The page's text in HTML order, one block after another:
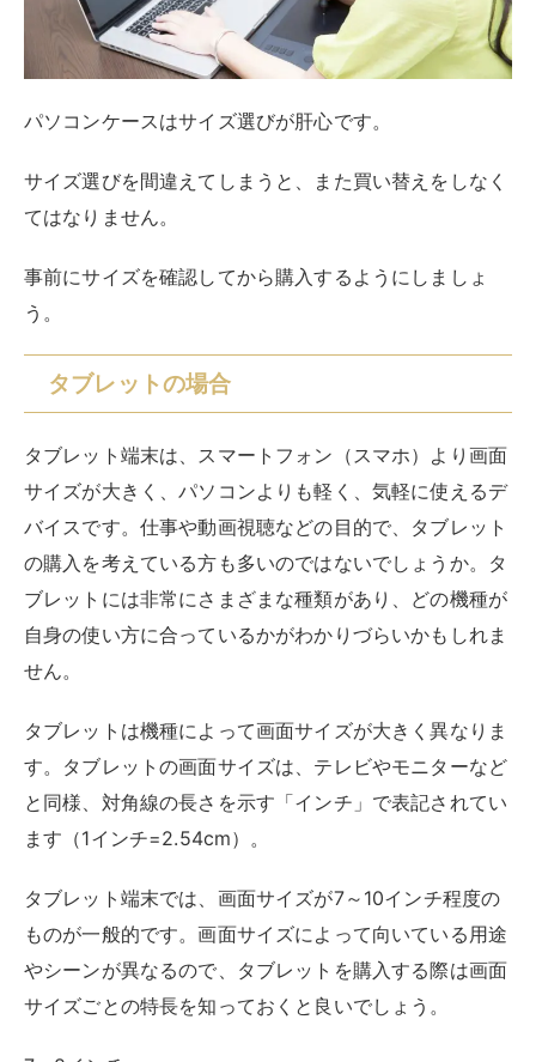
タブレットの場合
タブレット端末は、スマートフォン（スマホ）より画面
バイスです。仕事や動画視聴などの目的で、タブレット
の購入を考えている方も多いのではないでしょうか。タ
自身の使い方に合っているかがわかりづらいかもしれま
せん。
タブレットは機種によって画面サイズが大きく異なりま
す。タブレットの画面サイズは、テレビやモニターなど
と同様、対角線の長さを示す「インチ」で表記されてい
ます（1インチ=2.54cm）。
タブレット端末では、画面サイズが7～10インチ程度の
ものが一般的です。画面サイズによって向いている用途
やシーンが異なるので、タブレットを購入する際は画面
7～8インチ
スマートフォンより少し大きく、新書本と同じくらいの
サイズです。タブレット端末としては小さめで、他のサ
イズの機種よりも軽量で持ち運びのしやすさに優れてい
ます。また、価格も比較的安価なものが多いです。
片手で持っていても疲れにくいサイズ感なので、常にタ
ブレットを持ち歩きたい方や、電子書籍やインターネッ
トの閲覧といった用途がメインの方に適しています。